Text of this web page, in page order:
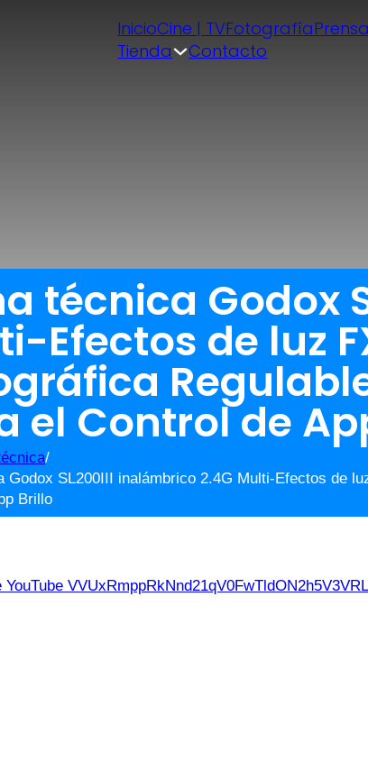
InicioCine | TVFotografíaPrensa
Tienda
Contacto
técnica Godox
Efectos de luz
el Control de
/
Godox SL200III inalámbrico 2.4G Multi-Efectos de
Brillo
YouTube